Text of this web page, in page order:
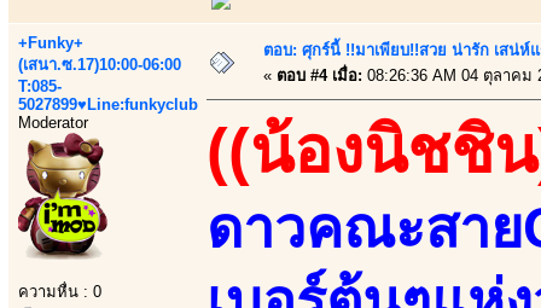
+Funky+
(เสนา.ซ.17)10:00-06:00
T:085-
5027899♥Line:funkyclub
Moderator
ความหื่น : 0
ตอบ: ศุกร์นี้ !!มาเพียบ!!สวย น่ารัก เสน่ห์
« ตอบ #4 เมื่อ: 08:26:36 AM 04 ตุลาคม
((น้องนิชชิ
ดาวคณะสา